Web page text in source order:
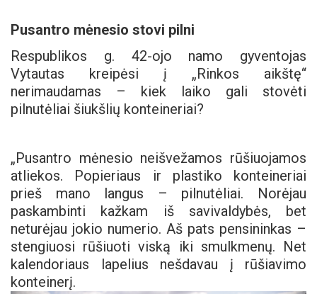
Pusantro mėnesio stovi pilni
Respublikos g. 42-ojo namo gyventojas
Vytautas kreipėsi į „Rinkos aikštę“
nerimaudamas – kiek laiko gali stovėti
pilnutėliai šiukšlių konteineriai?
„Pusantro mėnesio neišvežamos rūšiuojamos
atliekos. Popieriaus ir plastiko konteineriai
prieš mano langus – pilnutėliai. Norėjau
paskambinti kažkam iš savivaldybės, bet
neturėjau jokio numerio. Aš pats pensininkas –
stengiuosi rūšiuoti viską iki smulkmenų. Net
kalendoriaus lapelius nešdavau į rūšiavimo
konteinerį.